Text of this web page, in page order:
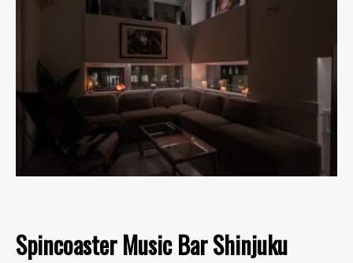
Spincoaster Music Bar Shinjuku